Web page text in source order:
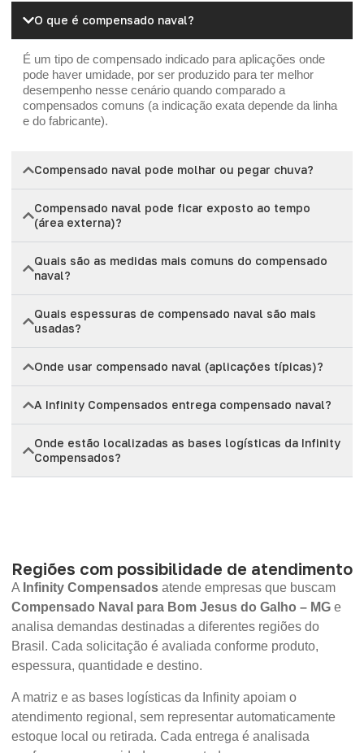
O que é compensado naval?
É um tipo de compensado indicado para aplicações onde
pode haver umidade, por ser produzido para ter melhor
desempenho nesse cenário quando comparado a
compensados comuns (a indicação exata depende da linha
e do fabricante).
Compensado naval pode molhar ou pegar chuva?
Compensado naval pode ficar exposto ao tempo
(área externa)?
Quais são as medidas mais comuns do compensado
naval?
Quais espessuras de compensado naval são mais
usadas?
Onde usar compensado naval (aplicações típicas)?
A Infinity Compensados entrega compensado naval?
Onde estão localizadas as bases logísticas da Infinity
Compensados?
Regiões com possibilidade de atendimento
A Infinity Compensados atende empresas que buscam
Compensado Naval para Bom Jesus do Galho – MG e
analisa demandas destinadas a diferentes regiões do
Brasil. Cada solicitação é avaliada conforme produto,
espessura, quantidade e destino.
A matriz e as bases logísticas da Infinity apoiam o
atendimento regional, sem representar automaticamente
estoque local ou retirada. Cada entrega é analisada